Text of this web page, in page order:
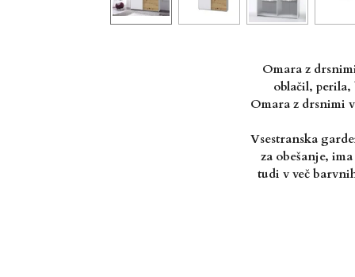
Omara z
oblačil,
Omara z drsnimi
Vsestranska
za obešanje,
tudi v več